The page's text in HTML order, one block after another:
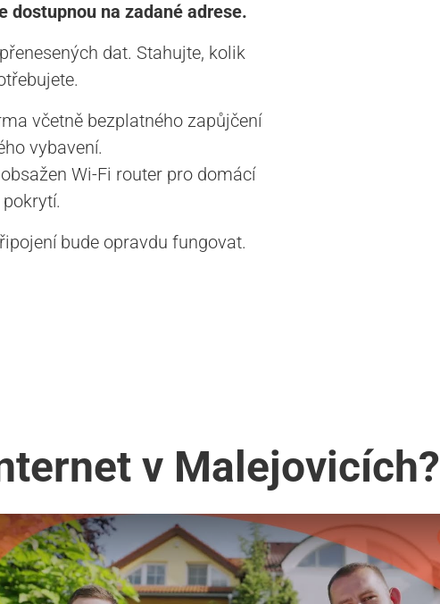
dostupnou na zadané adrese.
dat. Stahujte, kolik
včetně bezplatného zapůjčení
vybavení.
Wi-Fi router pro domácí
pokrytí.
bude opravdu fungovat.
v Malejovicích?